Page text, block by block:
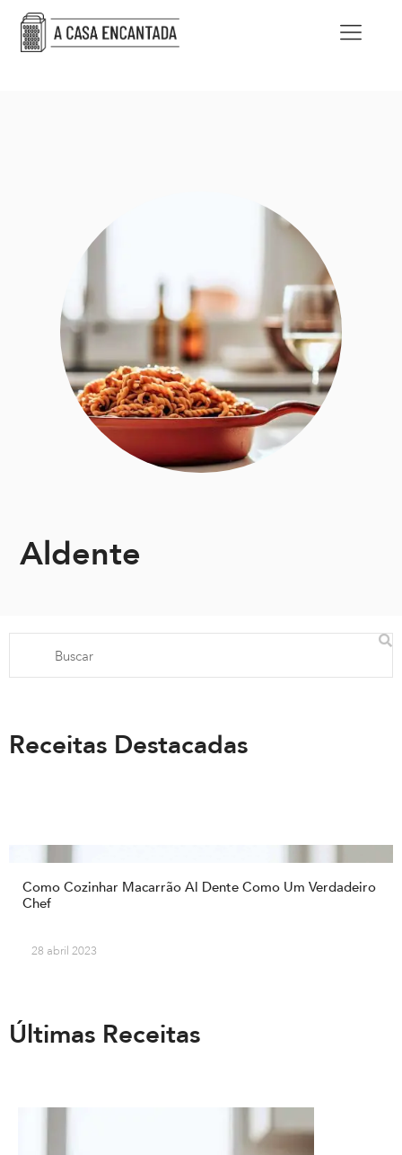
Aldente
Receitas Destacadas
Como Cozinhar Macarrão Al Dente Como Um Verdadeiro
Chef
28 abril 2023
Últimas Receitas